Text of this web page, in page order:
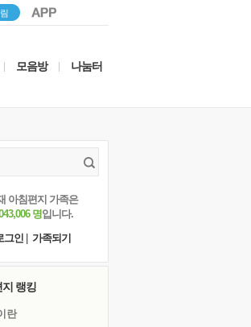
모음방 나눔터
아침편지 가족은
명입니다.
그인
가족되기
지 랭킹
란